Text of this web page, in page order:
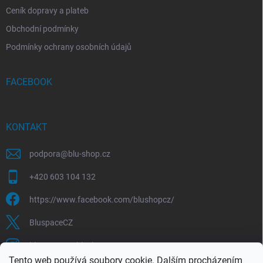
Tento web používá soubory cookie. Dalším procházením
Ceník dopravy a plateb
Obchodní podmínky
Podmínky ochrany osobních údajů
FACEBOOK
KONTAKT
podpora@blu-shop.cz
+420 603 104 132
https://www.facebook.com/blushopcz/
BluspaceCZ
bluspace.cz_blushop.cz